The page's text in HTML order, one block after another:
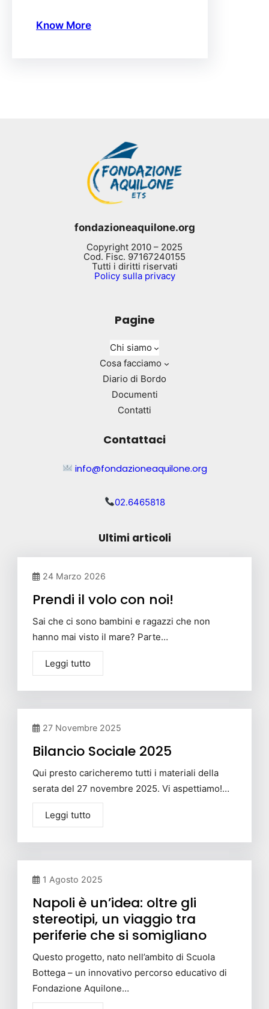
Know More
fondazioneaquilone.org
Copyright 2010 – 2025
Cod. Fisc. 97167240155
Tutti i diritti riservati
Policy sulla privacy
Pagine
Chi siamo
Cosa facciamo
Diario di Bordo
Documenti
Contatti
Contattaci
info@fondazioneaquilone.org
02.6465818
Ultimi articoli
24 Marzo 2026
Prendi il volo con noi!
Sai che ci sono bambini e ragazzi che non
hanno mai visto il mare? Parte…
Leggi tutto
27 Novembre 2025
Bilancio Sociale 2025
Qui presto caricheremo tutti i materiali della
serata del 27 novembre 2025. Vi aspettiamo!…
Leggi tutto
1 Agosto 2025
Napoli è un’idea: oltre gli
stereotipi, un viaggio tra
periferie che si somigliano
Questo progetto, nato nell’ambito di Scuola
Bottega – un innovativo percorso educativo di
Fondazione Aquilone…